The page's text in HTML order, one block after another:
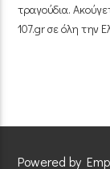
τραγούδια.
107.gr σε όλη την
Powered by